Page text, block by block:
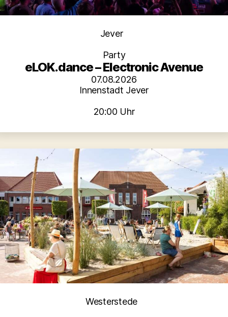
Kategorien
Jever
Party
eLOK.dance – Electronic Avenue
07.08.2026
Innenstadt Jever
20:00 Uhr
Kategorien
Westerstede